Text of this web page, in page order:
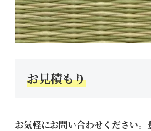
お見積もり
お気軽にお問い合わせください。